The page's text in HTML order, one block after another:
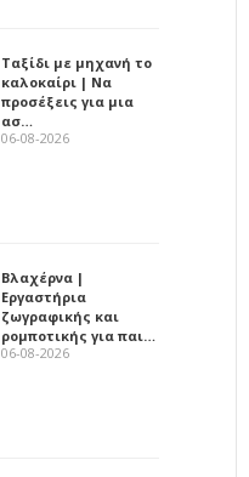
Ταξίδι με μηχανή το
καλοκαίρι | Να
προσέξεις για μια
ασ…
06-08-2026
Βλαχέρνα |
Εργαστήρια
ζωγραφικής και
ρομποτικής για παι…
06-08-2026